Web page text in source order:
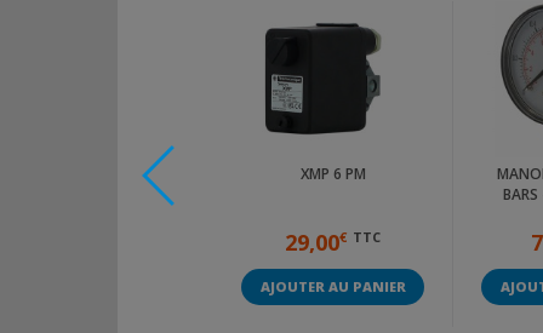
RUBAN TÉFLON -
XMP 6 PM
29,00€ TTC
AJOUTER AU PANIER